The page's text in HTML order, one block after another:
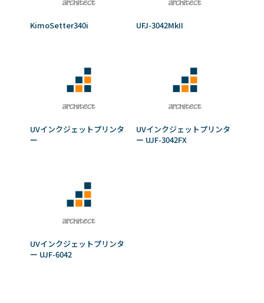
KimoSetter340i UFJ-3042MkII
UVインクジェットプリンタ
ー
UVインクジェットプリンタ
ー UJF-3042FX
UVインクジェットプリンタ
ー UJF-6042